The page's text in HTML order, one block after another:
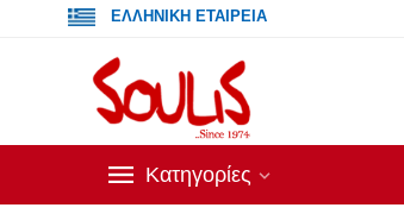
ΕΛΛΗΝΙΚΗ ΕΤΑΙΡΕΙΑ
Κατηγορίες